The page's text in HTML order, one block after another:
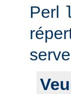
Perl